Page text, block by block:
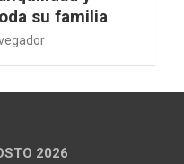
su familia
2026